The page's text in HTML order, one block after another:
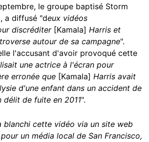
le groupe baptisé Storm
a diffusé "deux vidéos
discréditer [Kamala] Harris et
autour de sa campagne".
l'accusant d'avoir provoqué cette
une actrice à l'écran pour
erronée que [Kamala] Harris avait
d'une enfant dans un accident de
délit de fuite en 2011".
blanchi cette vidéo via un site web
un média local de San Francisco,